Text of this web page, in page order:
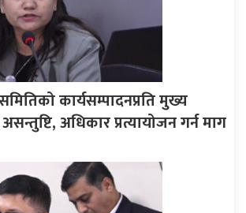
कार्यसम्पादनप्रति मुख्य
अधिकार प्रत्यायोजन गर्न माग